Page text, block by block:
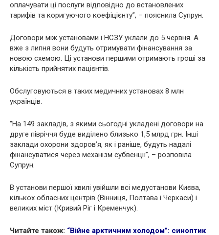
оплачувати ці послуги відповідно до встановлених
тарифів та коригуючого коефіцієнту”, – пояснила Супрун.
Договори між установами і НСЗУ уклали до 5 червня. А
вже з липня вони будуть отримувати фінансування за
новою схемою. Ці установи першими отримають гроші за
кількість прийнятих пaцієнтів.
Обслуговуються в таких мeдичних установах 8 млн
українців.
“На 149 закладів, з якими сьогодні укладені договори на
друге півріччя буде виділено близько 1,5 млрд грн. Інші
заклади охорони здоров’я, як і раніше, будуть надалі
фінансуватися через механізм субвенції”, – розповіла
Супрун.
В установи першої хвилі увійшли всі медустанови Києва,
кількох обласних центрів (Вінниця, Полтава і Черкаси) і
великих міст (Кривий Ріг і Кременчук).
Читайте також: “Війне арктичним холодом”: синоптик